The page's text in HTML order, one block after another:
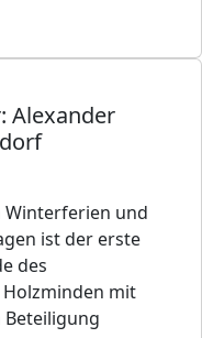
Alexander
Winterferien und
ist der erste
des
mit